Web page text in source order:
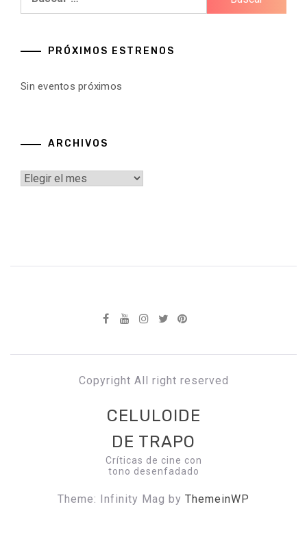
PRÓXIMOS ESTRENOS
Sin eventos próximos
ARCHIVOS
Archivos
Copyright All right reserved
CELULOIDE
DE TRAPO
Críticas de cine con
tono desenfadado
Theme: Infinity Mag by ThemeinWP